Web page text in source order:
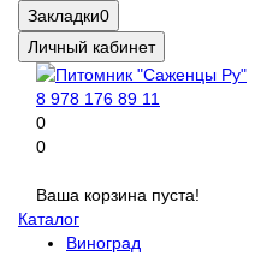
Закладки0
Личный кабинет
8 978 176 89 11
0
0
Ваша корзина пуста!
Каталог
Виноград